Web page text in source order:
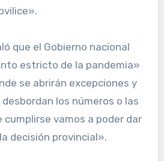
que el Gobierno nacional
estricto de la pandemia»
se abrirán excepciones y
los números o las
cumplirse vamos a poder dar
decisión provincial».